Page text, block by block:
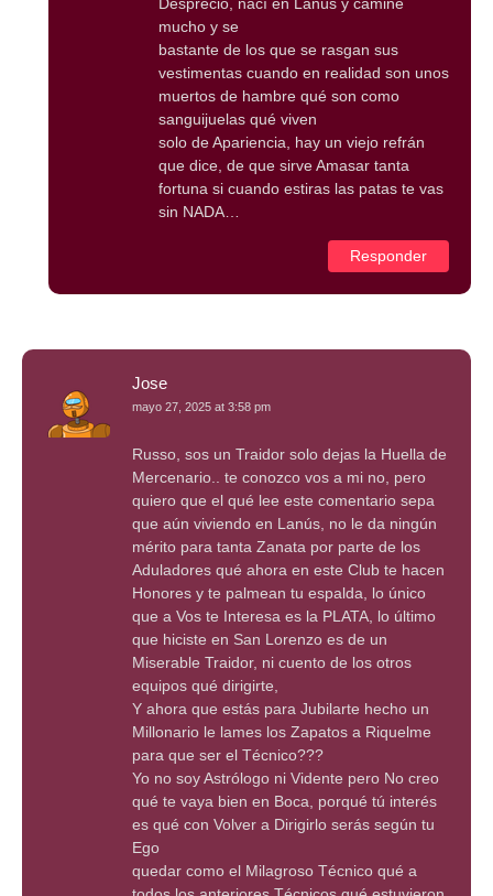
mucho y se
bastante de los que se rasgan sus
vestimentas cuando en realidad son unos
muertos de hambre qué son como
sanguijuelas qué viven
solo de Apariencia, hay un viejo refrán
que dice, de que sirve Amasar tanta
fortuna si cuando estiras las patas te vas
sin NADA…
Responder
Jose
mayo 27, 2025 at 3:58 pm
Russo, sos un Traidor solo dejas la Huella de
Mercenario.. te conozco vos a mi no, pero
quiero que el qué lee este comentario sepa
que aún viviendo en Lanús, no le da ningún
mérito para tanta Zanata por parte de los
Aduladores qué ahora en este Club te hacen
Honores y te palmean tu espalda, lo único
que a Vos te Interesa es la PLATA, lo último
que hiciste en San Lorenzo es de un
Miserable Traidor, ni cuento de los otros
equipos qué dirigirte,
Y ahora que estás para Jubilarte hecho un
Millonario le lames los Zapatos a Riquelme
para que ser el Técnico???
Yo no soy Astrólogo ni Vidente pero No creo
qué te vaya bien en Boca, porqué tú interés
es qué con Volver a Dirigirlo serás según tu
Ego
quedar como el Milagroso Técnico qué a